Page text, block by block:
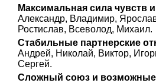
Максимальная сила чувств
Александр, Владимир,
Ростислав, Всеволод, Михаил.
Стабильные партнерские
Андрей, Николай, Виктор,
Сергей.
Сложный союз и возможные